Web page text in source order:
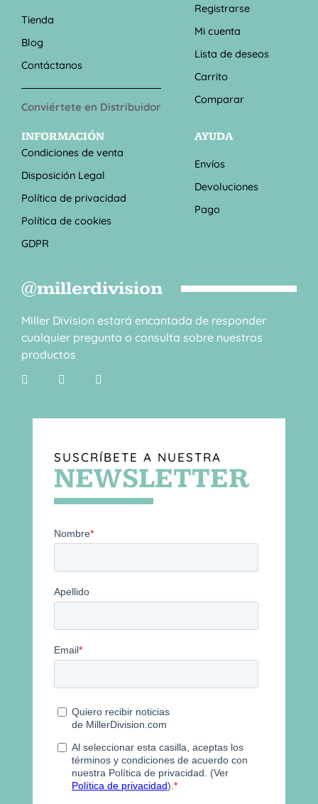
Tienda
Blog
Contáctanos
Conviértete en Distribuidor
Registrarse
Mi cuenta
Lista de deseos
Carrito
Comparar
INFORMACIÓN
Condiciones de venta
Disposición Legal
Política de privacidad
Política de cookies
GDPR
AYUDA
Envíos
Devoluciones
Pago
@millerdivision
Miller Division estará encantada de responder
cualquier pregunta o consulta sobre nuestros
productos
SUSCRÍBETE A NUESTRA
NEWSLETTER